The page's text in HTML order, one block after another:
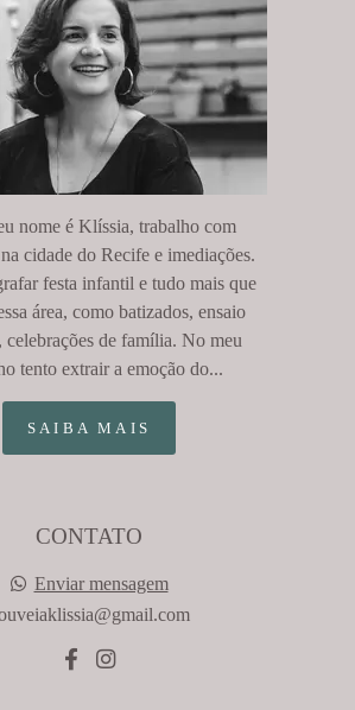
nome é Klíssia, trabalho com
cidade do Recife e imediações.
festa infantil e tudo mais que
área, como batizados, ensaio
celebrações de família. No meu
tento extrair a emoção do...
SAIBA MAIS
CONTATO
Enviar mensagem